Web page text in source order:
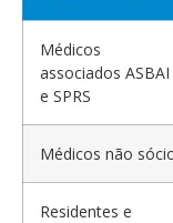
Médicos
associados ASBAI
e SPRS
Médicos não
Residentes e